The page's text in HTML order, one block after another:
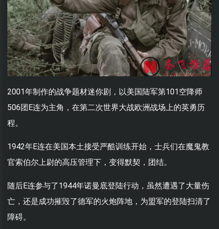
2001年制作的战争题材迷你剧，以美国陆军第101空降师
506团E连为主角，在第二次世界大战欧洲战场上的英勇历
程。
1942年E连在美国本土接受严酷训练开始，士兵们在魔鬼教
官索伯尔上尉的高压管理下，变得默契，团结。
随后E连参与了1944年诺曼底登陆行动，虽然遭遇了大量伤
亡，还是成功摧毁了德军的火炮阵地，为盟军的登陆扫清了
障碍。